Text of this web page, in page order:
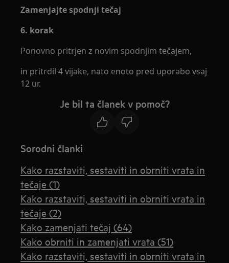
Zamenjajte spodnji tečaj
6. korak
Ponovno pritrjen z novim spodnjim tečajem,
in pritrdil 4 vijake, nato enoto pred uporabo vsaj
12 ur.
Je bil ta članek v pomoč?
Sorodni članki
Kako razstaviti, sestaviti in obrniti vrata in
tečaje (1)
Kako razstaviti, sestaviti in obrniti vrata in
tečaje (2)
Kako zamenjati tečaj (64)
Kako obrniti in zamenjati vrata (51)
Kako razstaviti, sestaviti in obrniti vrata in